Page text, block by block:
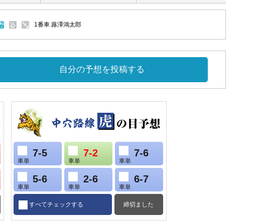
1番車 蕗澤鴻太郎
自分の予想を投稿する
車単
7-5
車単
7-2
車単
7-6
車単
5-6
車単
2-6
車単
6-7
すべてチェックする 締切ました